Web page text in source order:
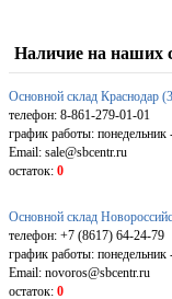
Наличие на наших
Основной склад Краснодар
телефон: 8-861-279-01-01
график работы:
Email: sale@sbcentr.ru
остаток: 0
Основной склад
телефон: +7 (8617) 64-24-79
график работы:
Email: novoros@sbcentr.ru
остаток: 0